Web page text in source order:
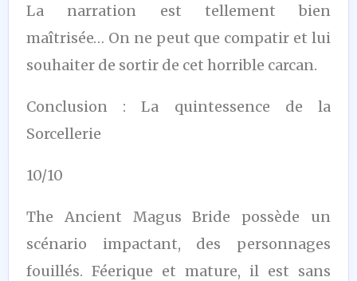
La narration est tellement bien
maîtrisée… On ne peut que compatir et lui
souhaiter de sortir de cet horrible carcan.
Conclusion : La quintessence de la
Sorcellerie
10/10
The Ancient Magus Bride possède un
scénario impactant, des personnages
fouillés. Féerique et mature, il est sans